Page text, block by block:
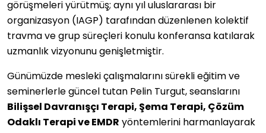
görüşmeleri yürütmüş; aynı yıl uluslararası bir
organizasyon (IAGP) tarafından düzenlenen kolektif
travma ve grup süreçleri konulu konferansa katılarak
uzmanlık vizyonunu genişletmiştir.
Günümüzde mesleki çalışmalarını sürekli eğitim ve
seminerlerle güncel tutan Pelin Turgut, seanslarını
Bilişsel Davranışçı Terapi, Şema Terapi, Çözüm
Odaklı Terapi ve EMDR yöntemlerini harmanlayarak